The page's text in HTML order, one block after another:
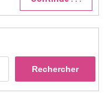
Rechercher